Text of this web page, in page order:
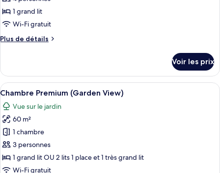
type
de
chambre :
Suite
View)
1 grand lit
Wi-Fi gratuit
Plus de détails
Plus
le
type
de
chambre
Suite
Présidentielle
(River
View)
Voir les prix
Afficher
toutes
les
photos
pour
ce
type
de
Une chambre d’hôtel avec un
3
Chambre Premium (Garden View)
Vue sur le jardin
60 m²
1 chambre
3 personnes
1 grand lit OU 2 lits 1 place et 1 très grand lit
Wi-Fi gratuit